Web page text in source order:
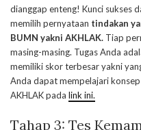
dianggap enteng! Kunci sukses
memilih pernyataan tindakan
BUMN yakni AKHLAK. Tiap
masing-masing. Tugas Anda
memiliki skor terbesar yakni
Anda dapat mempelajari
AKHLAK pada link ini.
Tahap 3: Tes